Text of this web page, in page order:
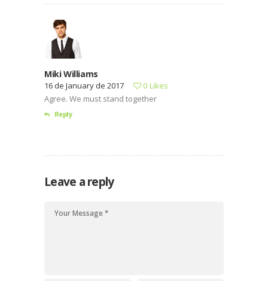
Miki Williams
16 de January de 2017 0 Likes
Agree. We must stand together
Reply
Leave a reply